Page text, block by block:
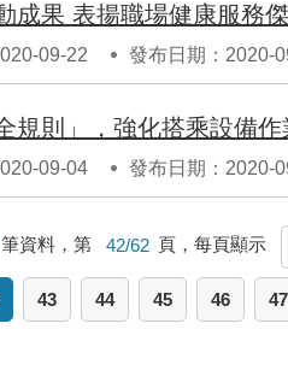
成果 表揚職場健康服務
09-22 發布日期：2020-
則」，強化搭乘設備作
09-04 發布日期：2020-
筆資料，第 42/62 頁，每頁顯示
43 44 45 46 47